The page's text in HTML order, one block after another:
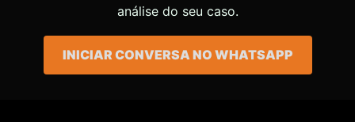
análise do seu caso.
INICIAR CONVERSA NO WHATSAPP